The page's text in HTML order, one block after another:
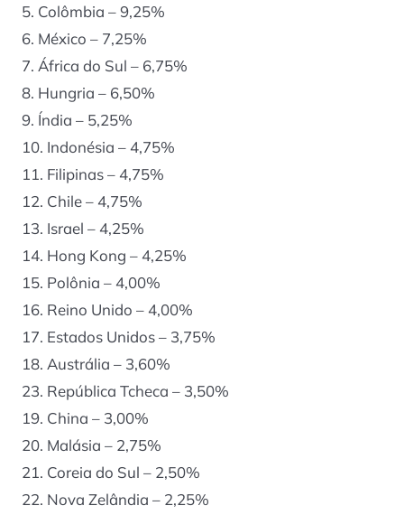
5. Colômbia – 9,25%
6. México – 7,25%
7. África do Sul – 6,75%
8. Hungria – 6,50%
9. Índia – 5,25%
10. Indonésia – 4,75%
11. Filipinas – 4,75%
12. Chile – 4,75%
13. Israel – 4,25%
14. Hong Kong – 4,25%
15. Polônia – 4,00%
16. Reino Unido – 4,00%
17. Estados Unidos – 3,75%
18. Austrália – 3,60%
23. República Tcheca – 3,50%
19. China – 3,00%
20. Malásia – 2,75%
21. Coreia do Sul – 2,50%
22. Nova Zelândia – 2,25%